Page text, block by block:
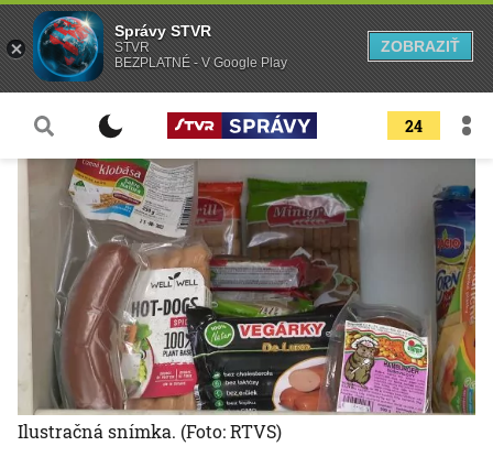
24
Ilustračná snímka. (Foto: RTVS)
Správy STVR
STVR
BEZPLATNÉ - V Google Play
ZOBRAZIŤ